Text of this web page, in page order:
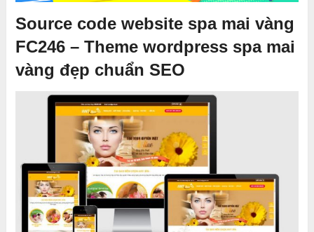
Source code website spa mai vàng
FC246 – Theme wordpress spa mai
vàng đẹp chuẩn SEO